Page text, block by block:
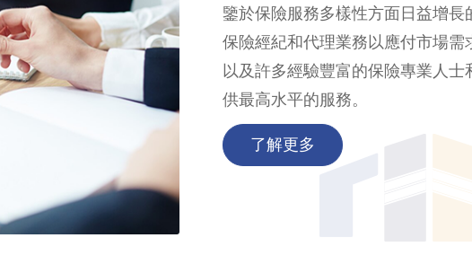
鑒於保險服務多樣性方面日益增
保險經紀和代理業務以應付市場需
以及許多經驗豐富的保險專業人
供最高水平的服務。
了解更多